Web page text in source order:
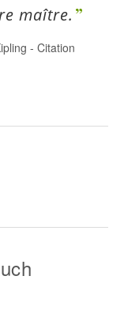
maître.
- Citation